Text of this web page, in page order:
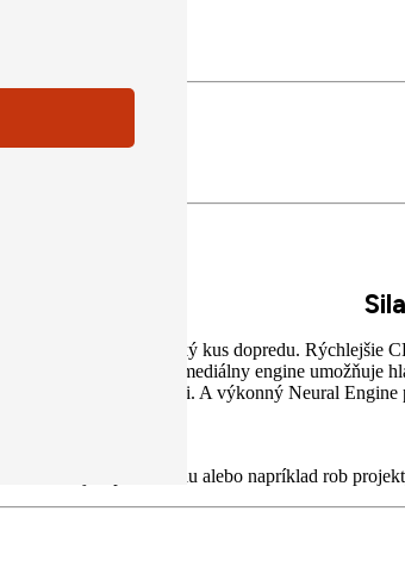
pre AI o obrovský kus dopredu. Rýchlejšie
detail. Zdokonalený mediálny engine
viacerými aplikáciami. A výkonný Neural
venuj sa podnikaniu alebo napríklad rob